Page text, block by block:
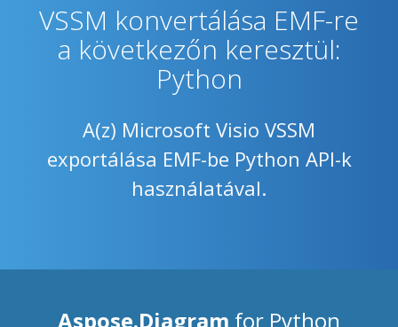
VSSM konvertálása EMF-re
a következőn keresztül:
Python
A(z) Microsoft Visio VSSM
exportálása EMF-be Python API-k
használatával.
Aspose.Diagram for Python